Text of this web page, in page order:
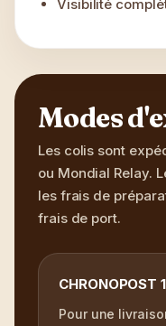
Visibilité
Modes
Les colis sont
ou Mondial Relay.
les frais de
frais de port.
CHRONOPOST
Pour une